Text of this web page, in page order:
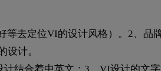
等去定位VI的设计风格）。2、品
设计。